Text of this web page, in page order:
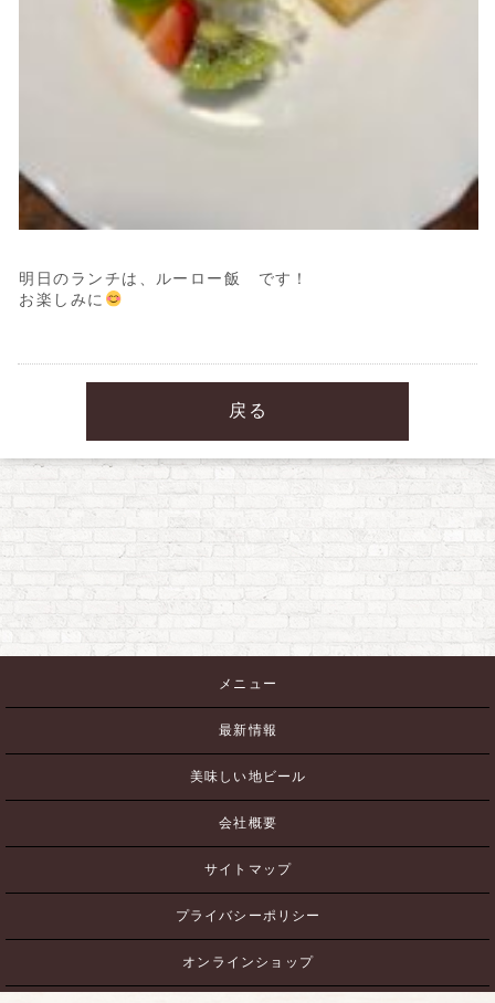
明日のランチは、ルーロー飯 です！
お楽しみに
戻る
メニュー
最新情報
美味しい地ビール
会社概要
サイトマップ
プライバシーポリシー
オンラインショップ